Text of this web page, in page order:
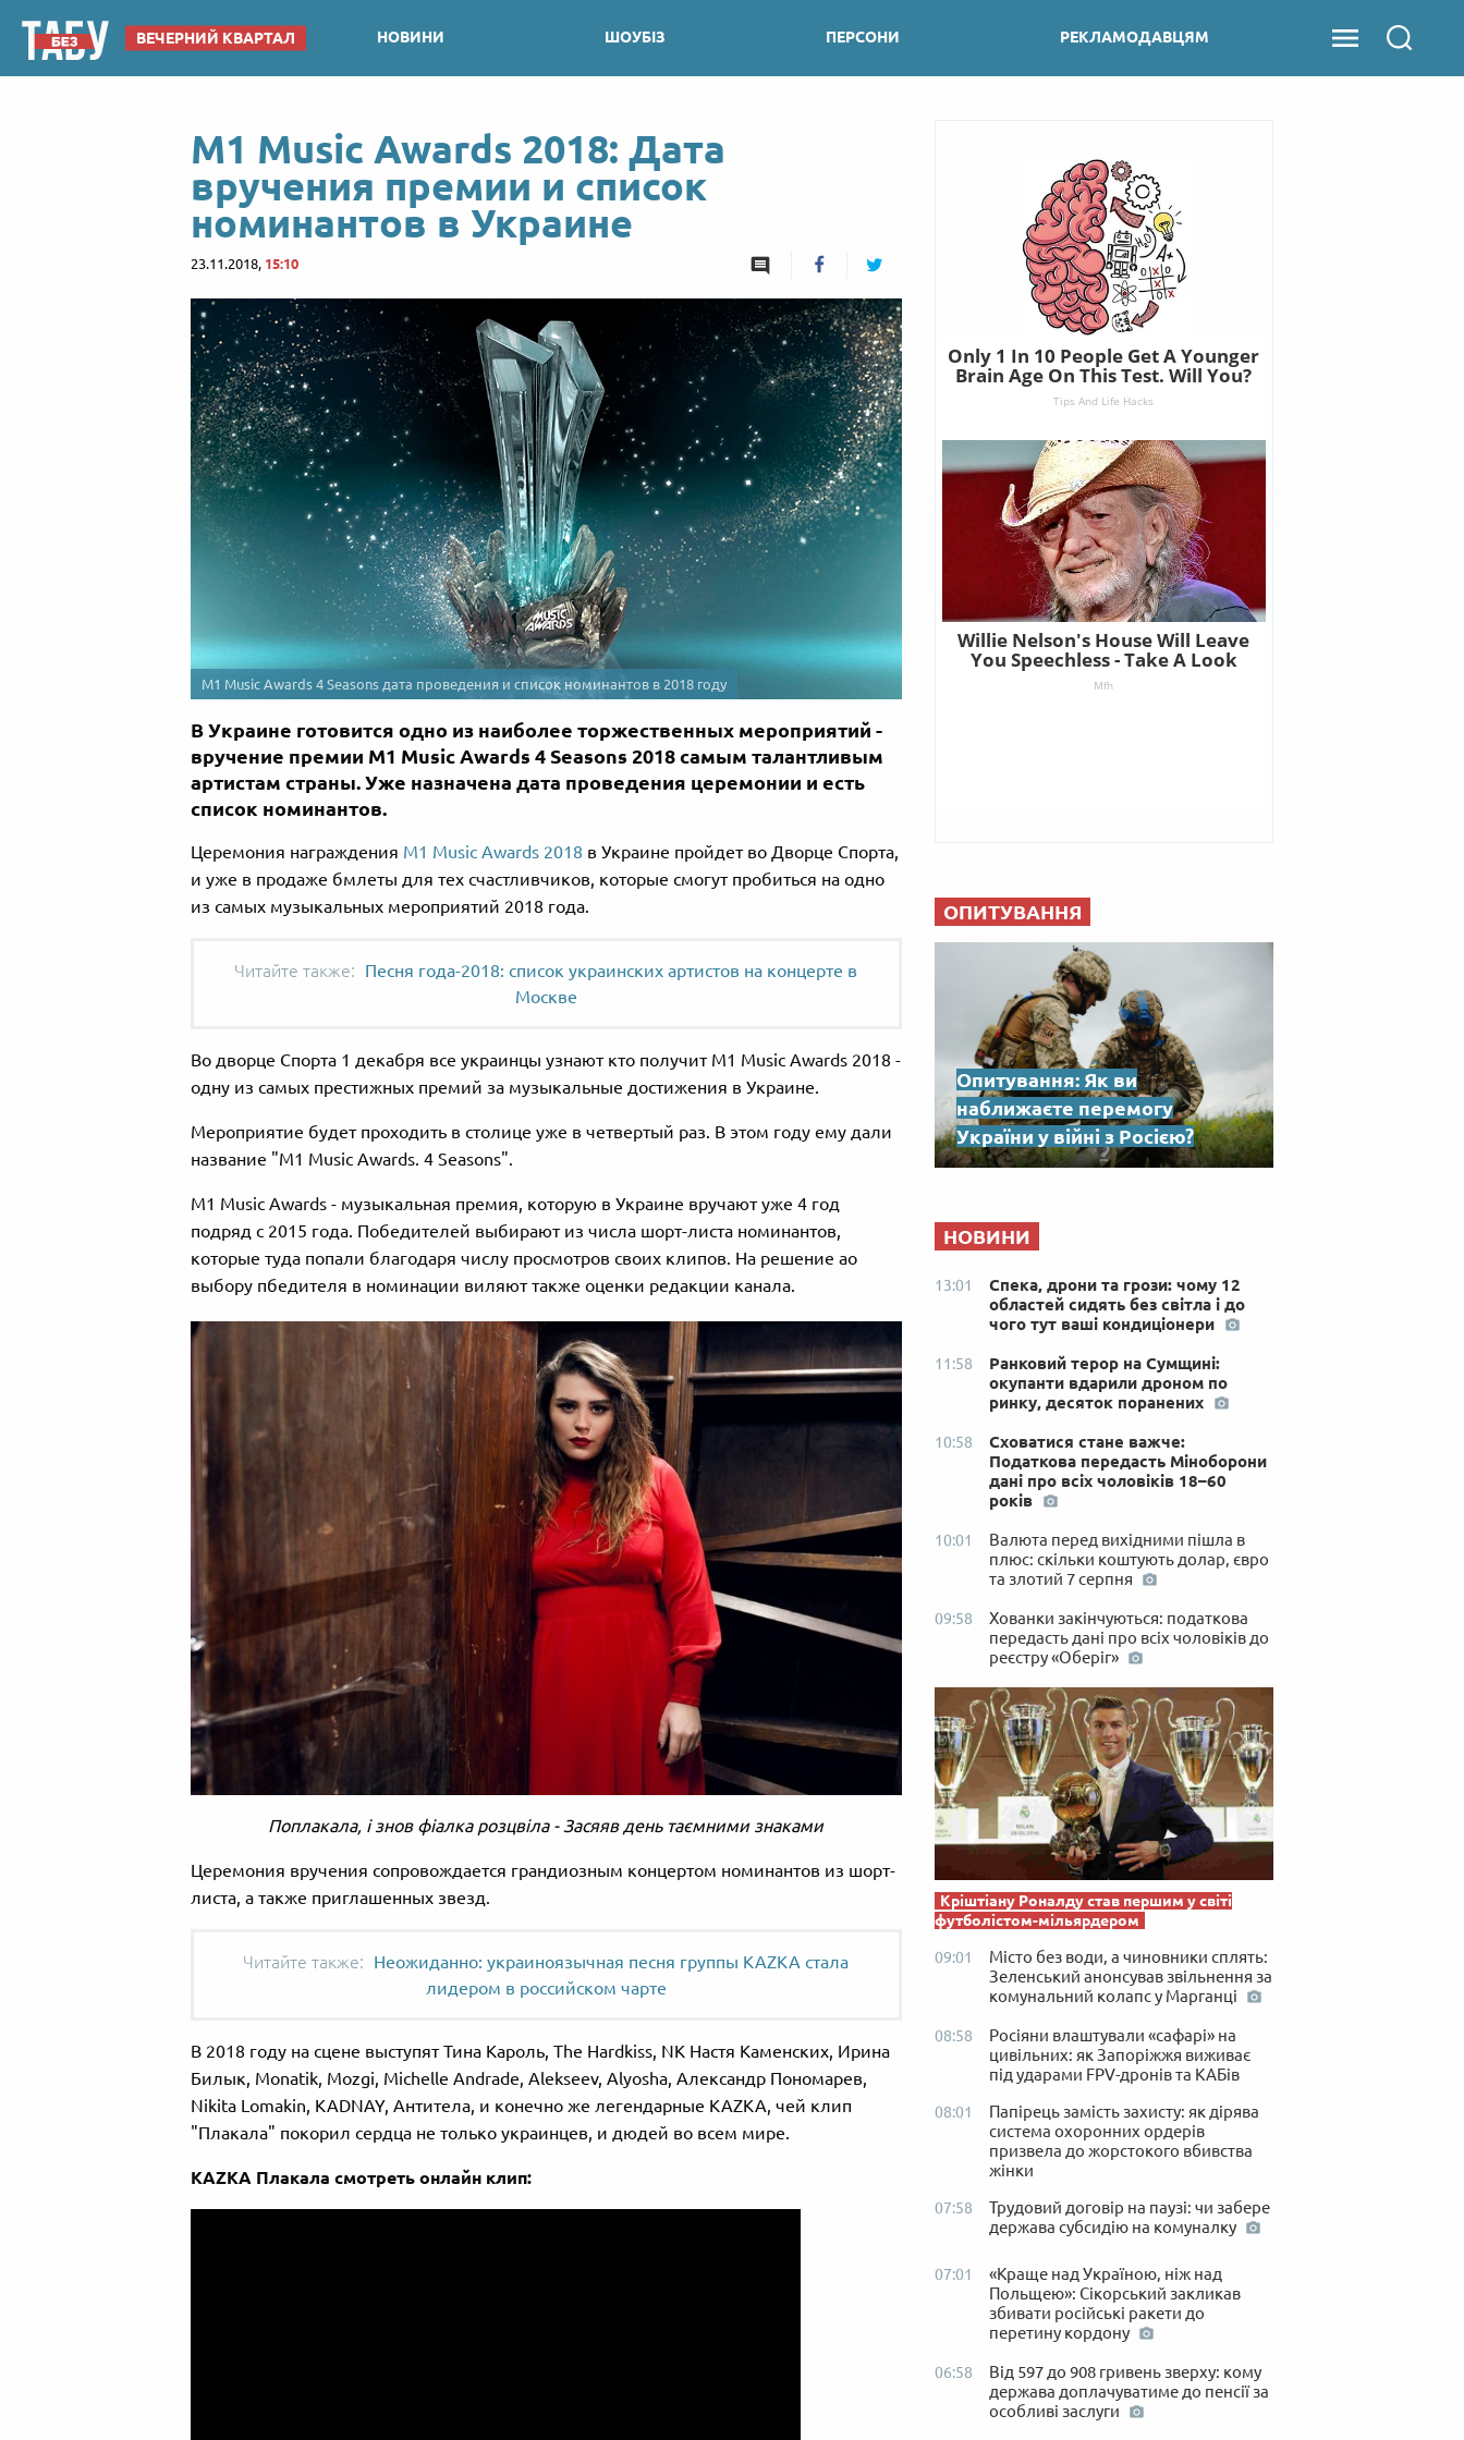
ВЕЧЕРНИЙ КВАРТАЛ НОВИНИ ШОУБІЗ ПЕРСОНИ РЕКЛАМОДАВЦЯМ
M1 Music Awards 2018: Дата
вручения премии и список
номинантов в Украине
23.11.2018, 15:10
M1 Music Awards 4 Seasons дата проведения и список номинантов в 2018 году
В Украине готовится одно из наиболее торжественных мероприятий -
вручение премии M1 Music Awards 4 Seasons 2018 самым талантливым
артистам страны. Уже назначена дата проведения церемонии и есть
список номинантов.
Церемония награждения M1 Music Awards 2018 в Украине пройдет во Дворце Спорта,
и уже в продаже бмлеты для тех счастливчиков, которые смогут пробиться на одно
из самых музыкальных мероприятий 2018 года.
Песня года-2018: список украинских артистов на концерте в
Москве
Во дворце Спорта 1 декабря все украинцы узнают кто получит M1 Music Awards 2018 -
одну из самых престижных премий за музыкальные достижения в Украине.
Мероприятие будет проходить в столице уже в четвертый раз. В этом году ему дали
название "M1 Music Awards. 4 Seasons".
M1 Music Awards - музыкальная премия, которую в Украине вручают уже 4 год
подряд с 2015 года. Победителей выбирают из числа шорт-листа номинантов,
которые туда попали благодаря числу просмотров своих клипов. На решение ао
выбору пбедителя в номинации виляют также оценки редакции канала.
Поплакала, і знов фіалка розцвіла - Засяяв день таємними знаками
Церемония вручения сопровождается грандиозным концертом номинантов из шорт-
листа, а также приглашенных звезд.
Неожиданно: украиноязычная песня группы KAZKA стала
лидером в российском чарте
В 2018 году на сцене выступят Тина Кароль, The Hardkiss, NK Настя Каменских, Ирина
Билык, Monatik, Mozgi, Michelle Andrade, Alekseev, Alyosha, Александр Пономарев,
Nikita Lomakin, KADNAY, Антитела, и конечно же легендарные KAZKA, чей клип
"Плакала" покорил сердца не только украинцев, и дюдей во всем мире.
KAZKA Плакала смотреть онлайн клип:
ОПИТУВАННЯ
Опитування: Як ви
наближаєте перемогу
України у війні з Росією?
НОВИНИ
13:01
Спека, дрони та грози: чому 12
областей сидять без світла і до
чого тут ваші кондиціонери
11:58
Ранковий терор на Сумщині:
окупанти вдарили дроном по
ринку, десяток поранених
10:58
Сховатися стане важче:
Податкова передасть Міноборони
дані про всіх чоловіків 18–60
років
10:01
Валюта перед вихідними пішла в
плюс: скільки коштують долар, євро
та злотий 7 серпня
09:58
Хованки закінчуються: податкова
передасть дані про всіх чоловіків до
реєстру «Оберіг»
Кріштіану Роналду став першим у світі
футболістом-мільярдером
09:01
Місто без води, а чиновники сплять:
Зеленський анонсував звільнення за
комунальний колапс у Марганці
08:58
Росіяни влаштували «сафарі» на
цивільних: як Запоріжжя виживає
під ударами FPV-дронів та КАБів
08:01
Папірець замість захисту: як дірява
система охоронних ордерів
призвела до жорстокого вбивства
жінки
07:58
Трудовий договір на паузі: чи забере
держава субсидію на комуналку
07:01
«Краще над Україною, ніж над
Польщею»: Сікорський закликав
збивати російські ракети до
перетину кордону
06:58
Від 597 до 908 гривень зверху: кому
держава доплачуватиме до пенсії за
особливі заслуги